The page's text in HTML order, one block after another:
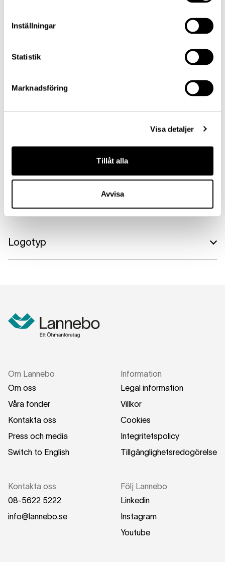
Inställningar
Statistik
Marknadsföring
Visa detaljer
Tillåt alla
Avvisa
eller vänd dig direkt till någon av våra förvaltare.
Presskontakt
Läs mer
Logotyp
Lannebo logotyp vit png
Om Lannebo
Om oss
Våra fonder
Kontakta oss
Press och media
Switch to English
Information
Legal information
Villkor
Cookies
Integritetspolicy
Tillgänglighetsredogörelse
Kontakta oss
08-5622 5222
info@lannebo.se
Följ Lannebo
Linkedin
Instagram
Youtube